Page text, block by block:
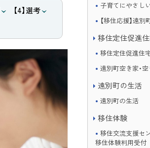
【4】選考
子育てにやさし
【移住応援】遠別
移住定住促進
移住定住促進住
遠別町空き家・
遠別町の生活
遠別町の生活
移住体験
移住交流支援セ
移住体験利用受付